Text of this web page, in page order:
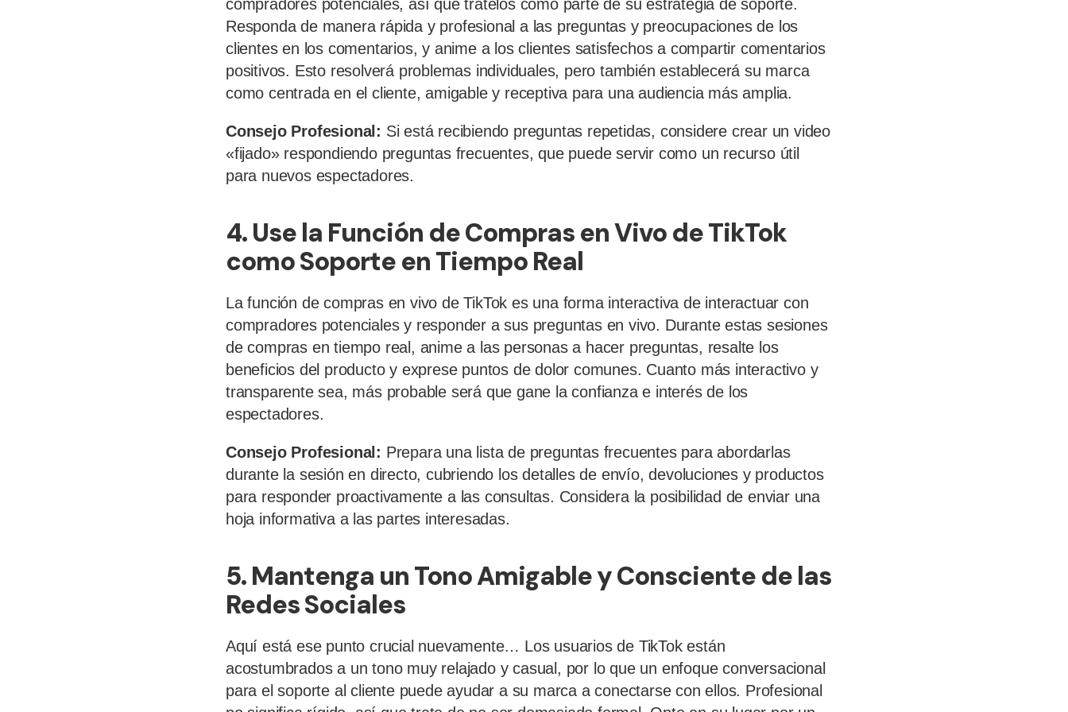
compradores potenciales, así que trátelos como parte de su estrategia de soporte.
Responda de manera rápida y profesional a las preguntas y preocupaciones de los
clientes en los comentarios, y anime a los clientes satisfechos a compartir comentarios
positivos. Esto resolverá problemas individuales, pero también establecerá su marca
como centrada en el cliente, amigable y receptiva para una audiencia más amplia.
Consejo Profesional: Si está recibiendo preguntas repetidas, considere crear un video
«fijado» respondiendo preguntas frecuentes, que puede servir como un recurso útil
para nuevos espectadores.
4. Use la Función de Compras en Vivo de TikTok
como Soporte en Tiempo Real
La función de compras en vivo de TikTok es una forma interactiva de interactuar con
compradores potenciales y responder a sus preguntas en vivo. Durante estas sesiones
de compras en tiempo real, anime a las personas a hacer preguntas, resalte los
beneficios del producto y exprese puntos de dolor comunes. Cuanto más interactivo y
transparente sea, más probable será que gane la confianza e interés de los
espectadores.
Consejo Profesional: Prepara una lista de preguntas frecuentes para abordarlas
durante la sesión en directo, cubriendo los detalles de envío, devoluciones y productos
para responder proactivamente a las consultas. Considera la posibilidad de enviar una
hoja informativa a las partes interesadas.
5. Mantenga un Tono Amigable y Consciente de las
Redes Sociales
Aquí está ese punto crucial nuevamente… Los usuarios de TikTok están
acostumbrados a un tono muy relajado y casual, por lo que un enfoque conversacional
para el soporte al cliente puede ayudar a su marca a conectarse con ellos. Profesional